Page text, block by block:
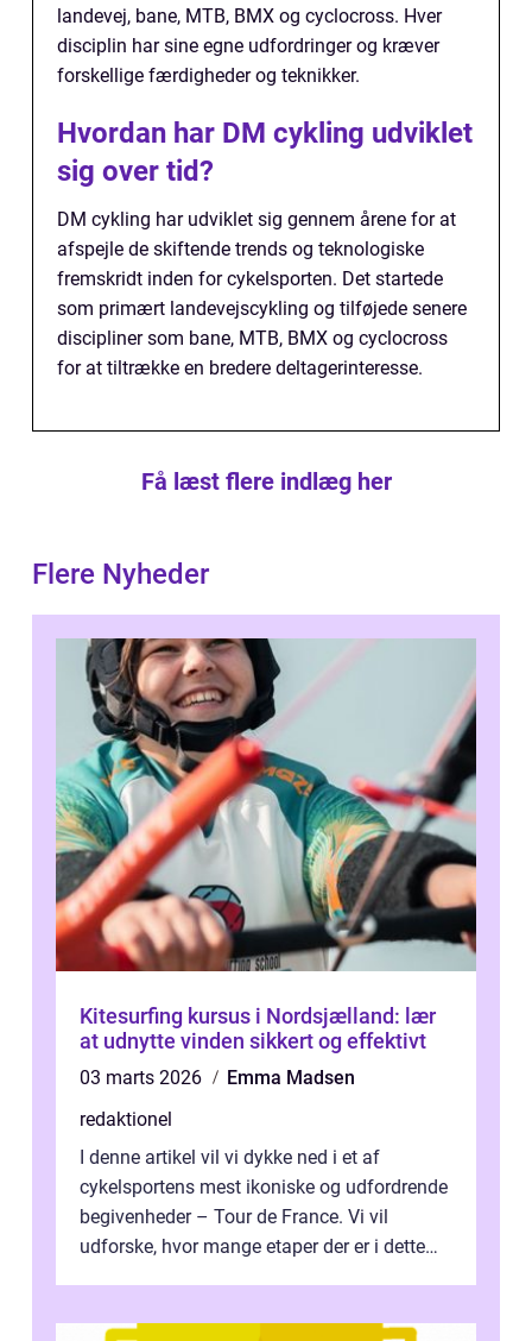
landevej, bane, MTB, BMX og cyclocross. Hver
disciplin har sine egne udfordringer og kræver
forskellige færdigheder og teknikker.
Hvordan har DM cykling udviklet
sig over tid?
DM cykling har udviklet sig gennem årene for at
afspejle de skiftende trends og teknologiske
fremskridt inden for cykelsporten. Det startede
som primært landevejscykling og tilføjede senere
discipliner som bane, MTB, BMX og cyclocross
for at tiltrække en bredere deltagerinteresse.
Få læst flere indlæg her
Flere Nyheder
Kitesurfing kursus i Nordsjælland: lær
at udnytte vinden sikkert og effektivt
03 marts 2026
Emma Madsen
redaktionel
I denne artikel vil vi dykke ned i et af
cykelsportens mest ikoniske og udfordrende
begivenheder – Tour de France. Vi vil
udforske, hvor mange etaper der er i dette